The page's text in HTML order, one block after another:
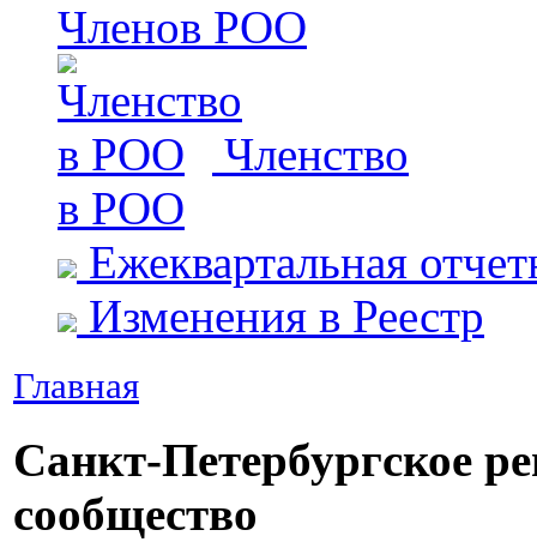
Членов РОО
Членство
в РОО
Ежеквартальная
Изменения в Реестр
Главная
Санкт-Петербургское
сообщество